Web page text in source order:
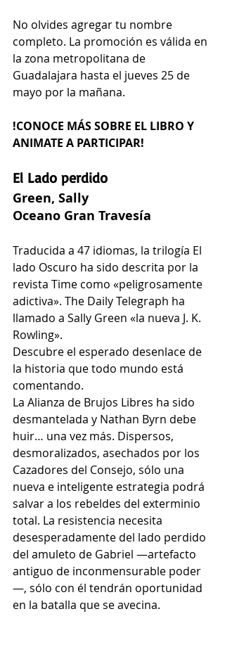
No olvides agregar tu nombre
completo. La promoción es válida en
la zona metropolitana de
Guadalajara hasta el jueves 25 de
mayo por la mañana.
!CONOCE MÁS SOBRE EL LIBRO Y
ANIMATE A PARTICIPAR!
El Lado perdido
Green, Sally
Oceano Gran Travesía
Traducida a 47 idiomas, la trilogía El
lado Oscuro ha sido descrita por la
revista Time como «peligrosamente
adictiva». The Daily Telegraph ha
llamado a Sally Green «la nueva J. K.
Rowling».
Descubre el esperado desenlace de
la historia que todo mundo está
comentando.
La Alianza de Brujos Libres ha sido
desmantelada y Nathan Byrn debe
huir… una vez más. Dispersos,
desmoralizados, asechados por los
Cazadores del Consejo, sólo una
nueva e inteligente estrategia podrá
salvar a los rebeldes del exterminio
total. La resistencia necesita
desesperadamente del lado perdido
del amuleto de Gabriel —artefacto
antiguo de inconmensurable poder
—, sólo con él tendrán oportunidad
en la batalla que se avecina.